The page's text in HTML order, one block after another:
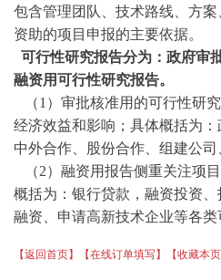
包含管理团队、技术路线、方
资助的项目申报的主要依据。
可行性研究报告分为：政府审
融资用可行性研究报告。
（1）审批核准用的可行性研
经济效益和影响；具体概括为：
中外合作、股份合作、组建
（2）融资用报告侧重关注项
概括为：银行贷款，融资投资
融资、申请高新技术企业等各类
【返回首页】 【在线订单填写】 【收藏本页